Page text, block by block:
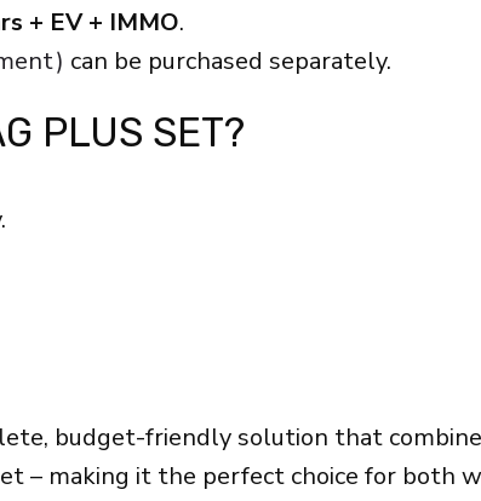
+ EV + IMMO.
can be purchased separately.
PLUS SET?
budget-friendly solution that
– making it the perfect choice for both